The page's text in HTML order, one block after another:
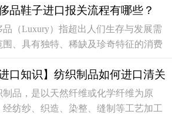
度暴露在阳光下而受到损伤。其形态通
于水和油之间，质地较为轻薄，兼具保
防晒功...
品鞋子进口报关流程有哪些？
品（Luxury）指超出人们生存与发展需
围、具有独特、稀缺及珍奇特征的消费
/有形价值比值最高的商品 。其核心属
现为“好的、贵的、非必需的”，消费需
收入...
口知识】纺织制品如何进口清关
制品，是以天然纤维或化学纤维为原
经纺纱、织造、染整、缝制等工艺加工